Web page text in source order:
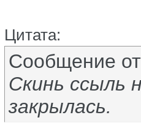
Цитата:
Сообщение
Скинь ссыль
закрылась.